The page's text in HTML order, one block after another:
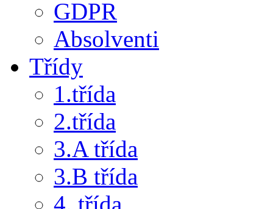
GDPR
Absolventi
Třídy
1.třída
2.třída
3.A třída
3.B třída